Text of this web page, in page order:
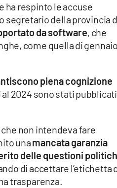
ha respinto le accuse
segretario della provincia
da software, che
come quella di gennaio
piena cognizione
2024 sono stati pubblicati
non intendeva fare
unamancata garanzia
delle questioni
di accettare l’etichetta
trasparenza.